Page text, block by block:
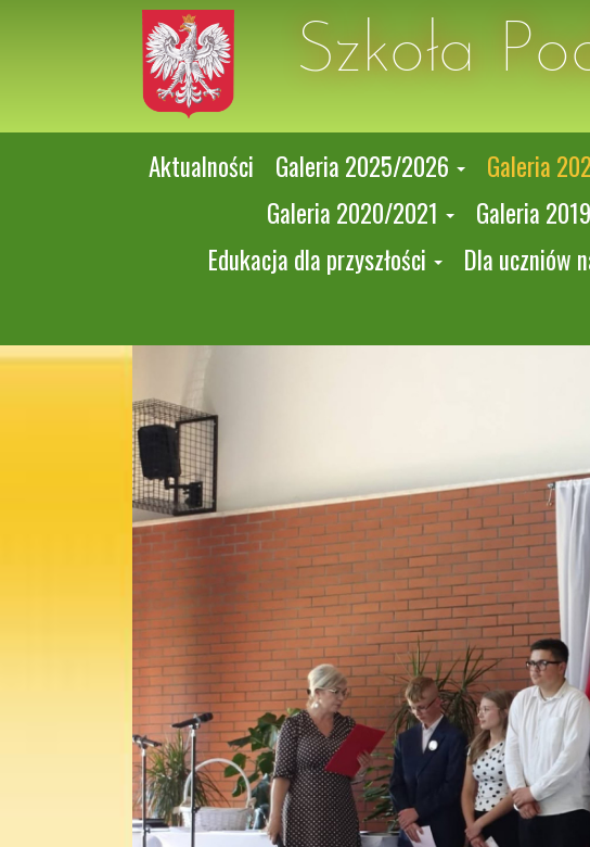
Szkoła
Aktualności Galeria 2025/2026 Galeria
Galeria 2020/2021
Galeria
Edukacja dla przyszłości
Dla uczniów